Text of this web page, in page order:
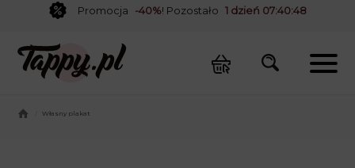
Promocja -40%! Pozostało 1 dzień 07:40:48
Własny plakat